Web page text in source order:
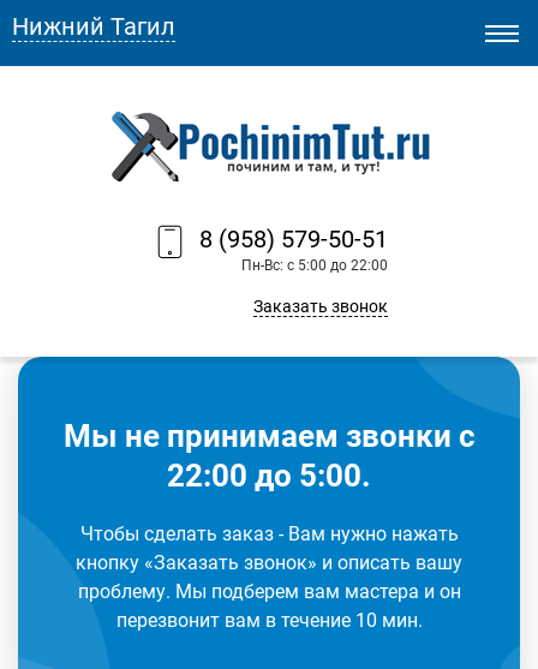
8 (958) 579-50-51
Пн-Вс: с 5:00 до 22:00
Заказать звонок
Нижний Тагил
Мы не принимаем звонки с
22:00 до 5:00.
Чтобы сделать заказ - Вам нужно нажать
кнопку «Заказать звонок» и описать вашу
проблему. Мы подберем вам мастера и он
перезвонит вам в течение 10 мин.